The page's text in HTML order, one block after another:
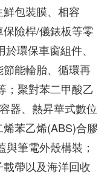
包裝膜、相容
險桿/儀錶板等零
環保車窗組件、
能輪胎、循環再
；聚對苯二甲酸乙
器、熱昇華式數位
苯乙烯(ABS)合膠
筆電外殼構裝；
帶以及海洋回收